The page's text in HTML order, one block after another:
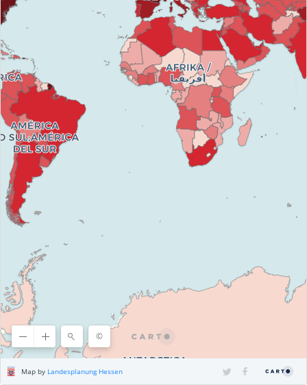
© OpenStreetMap
Map by Landesplanung Hessen